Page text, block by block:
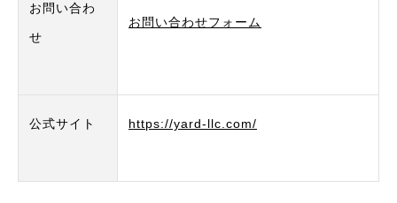
お問い合わ
せ
お問い合わせフォーム
公式サイト https://yard-llc.com/